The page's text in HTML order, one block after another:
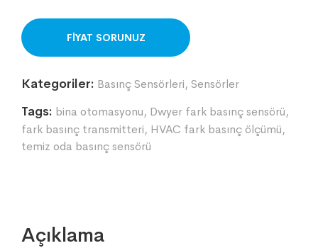
ORDER ON WHATSAPP
Kategoriler: Basınç Sensörleri, Sensörler
Tags: bina otomasyonu, Dwyer fark basınç sensörü,
fark basınç transmitteri, HVAC fark basınç ölçümü,
temiz oda basınç sensörü
Açıklama